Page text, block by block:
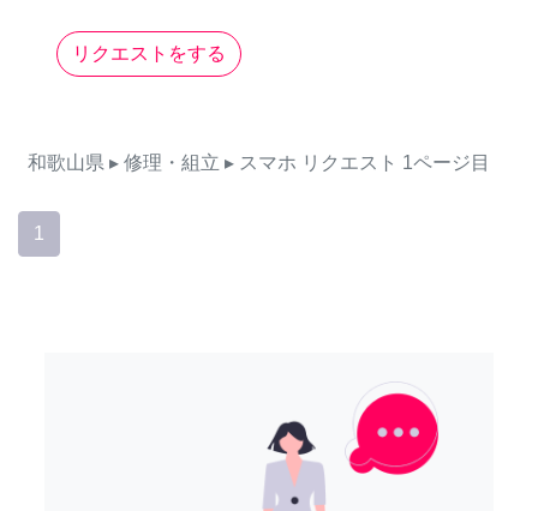
リクエストをする
和歌山県 ▸ 修理・組立 ▸ スマホ リクエスト 1ページ目
1